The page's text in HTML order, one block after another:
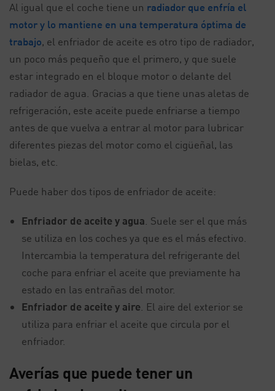
Al igual que el coche tiene un radiador que enfría el
motor y lo mantiene en una temperatura óptima de
trabajo, el enfriador de aceite es otro tipo de radiador,
un poco más pequeño que el primero, y que suele
estar integrado en el bloque motor o delante del
radiador de agua. Gracias a que tiene unas aletas de
refrigeración, este aceite puede enfriarse a tiempo
antes de que vuelva a entrar al motor para lubricar
diferentes piezas del motor como el cigüeñal, las
bielas, etc.
Puede haber dos tipos de enfriador de aceite:
Enfriador de aceite y agua . Suele ser el que más
se utiliza en los coches ya que es el más efectivo.
Intercambia la temperatura del refrigerante del
coche para enfriar el aceite que previamente ha
estado en las entrañas del motor.
Enfriador de aceite y aire . El aire del exterior se
utiliza para enfriar el aceite que circula por el
enfriador.
Averías que puede tener un